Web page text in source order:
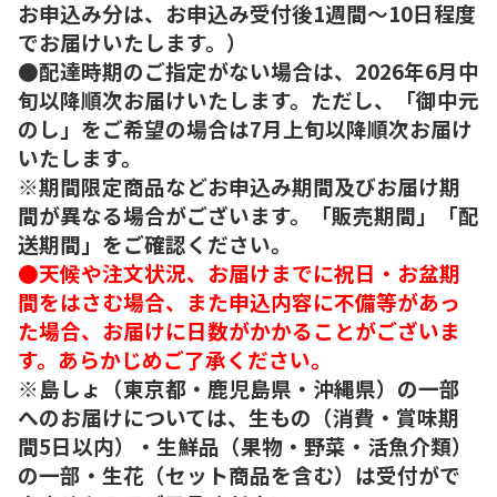
お申込み分は、お申込み受付後1週間～10日程度
でお届けいたします。）
●配達時期のご指定がない場合は、2026年6月中
旬以降順次お届けいたします。ただし、「御中元
のし」をご希望の場合は7月上旬以降順次お届け
いたします。
※期間限定商品などお申込み期間及びお届け期
間が異なる場合がございます。「販売期間」「配
送期間」をご確認ください。
●天候や注文状況、お届けまでに祝日・お盆期
間をはさむ場合、また申込内容に不備等があっ
た場合、お届けに日数がかかることがございま
す。あらかじめご了承ください。
※島しょ（東京都・鹿児島県・沖縄県）の一部
へのお届けについては、生もの（消費・賞味期
間5日以内）・生鮮品（果物・野菜・活魚介類）
の一部・生花（セット商品を含む）は受付がで